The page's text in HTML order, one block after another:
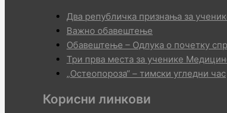
Два републичка признања за
Важно обавештење
Обавештење – Одлука о почетку
Три прва места за ученике
„Остеопороза“ – тимски угледни час
Корисни линкови